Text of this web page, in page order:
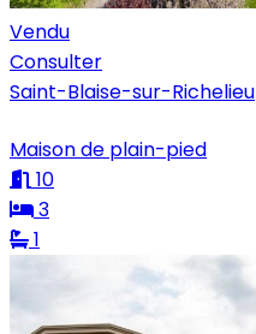
Vendu
Consulter
Saint-Blaise-sur-Richelieu
Maison de plain-pied
10
3
1